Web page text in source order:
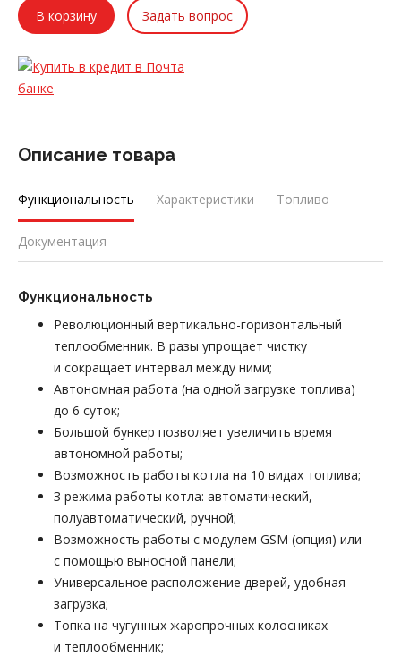
Задать вопрос
Описание товара
Функциональность Характеристики Топливо
Документация
Функциональность
Революционный вертикально-горизонтальный
теплообменник. В разы упрощает чистку
и сокращает интервал между ними;
Автономная работа (на одной загрузке топлива)
до 6 суток;
Большой бункер позволяет увеличить время
автономной работы;
Возможность работы котла на 10 видах топлива;
З режима работы котла: автоматический,
полуавтоматический, ручной;
Возможность работы с модулем GSM (опция) или
с помощью выносной панели;
Универсальное расположение дверей, удобная
загрузка;
Топка на чугунных жаропрочных колосниках
и теплообменник;